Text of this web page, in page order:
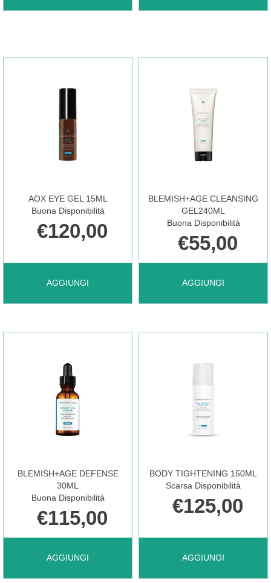
CARRELLO
AOX EYE GEL 15ML
Buona Disponibilità
€120,00
AGGIUNGI
AGGIUNGI AOX
BLEMISH+AGE CLEANSING
GEL240ML
Buona Disponibilità
€55,00
AGGIUNGI
AGGIUNGI
GEL240ML AL
CARRELLO
BLEMISH+AGE DEFENSE
30ML
Buona Disponibilità
€115,00
AGGIUNGI
AGGIUNGI BLEMISH+AGE
BODY TIGHTENING 150ML
Scarsa Disponibilità
€125,00
AGGIUNGI
AGGIUNGI BODY